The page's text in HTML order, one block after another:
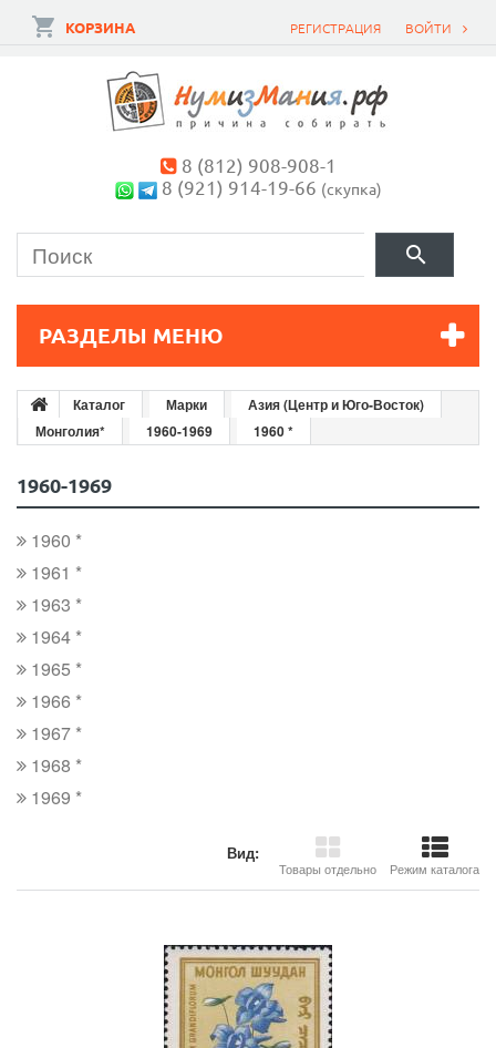
ВОЙТИ
РЕГИСТРАЦИЯ
КОРЗИНА
8 (812) 908-908-1
8 (921) 914-19-66 (скупка)
РАЗДЕЛЫ МЕНЮ
Каталог Марки
Азия (Центр и Юго-Восток)
Монголия*
1960-1969 1960 *
1960-1969
1960 *
1961 *
1963 *
1964 *
1965 *
1966 *
1967 *
1968 *
1969 *
Вид:
Товары отдельно Режим каталога